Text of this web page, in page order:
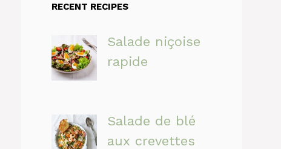
RECENT RECIPES
Salade niçoise
rapide
Salade de blé
aux crevettes